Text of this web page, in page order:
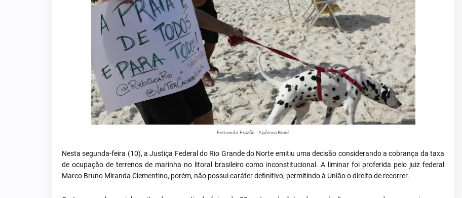
Fernando Frazão - Agência Brasil
Nesta segunda-feira (10), a Justiça Federal do Rio Grande do Norte emitiu uma decisão considerando a cobrança da taxa
de ocupação de terrenos de marinha no litoral brasileiro como inconstitucional. A liminar foi proferida pelo juiz federal
Marco Bruno Miranda Clementino, porém, não possui caráter definitivo, permitindo à União o direito de recorrer.